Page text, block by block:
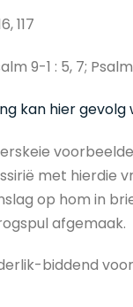
117
9-1 : 5, 7; Psalm
kan hier gevolg
met hierdie
op hom in
afgemaak.
biddend